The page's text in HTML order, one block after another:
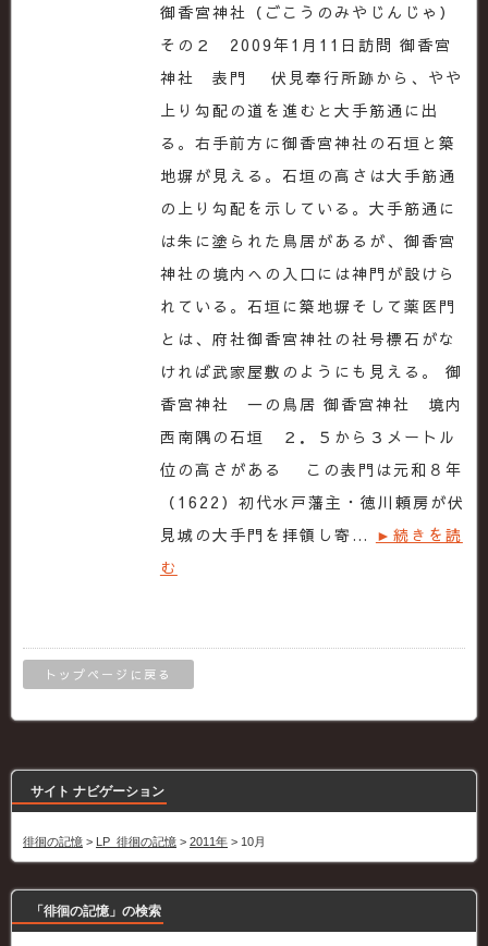
御香宮神社（ごこうのみやじんじゃ）
その２ 2009年1月11日訪問 御香宮
神社 表門 伏見奉行所跡から、やや
上り勾配の道を進むと大手筋通に出
る。右手前方に御香宮神社の石垣と築
地塀が見える。石垣の高さは大手筋通
の上り勾配を示している。大手筋通に
は朱に塗られた鳥居があるが、御香宮
神社の境内への入口には神門が設けら
れている。石垣に築地塀そして薬医門
とは、府社御香宮神社の社号標石がな
ければ武家屋敷のようにも見える。 御
香宮神社 一の鳥居 御香宮神社 境内
西南隅の石垣 ２．５から３メートル
位の高さがある この表門は元和８年
（1622）初代水戸藩主・徳川頼房が伏
見城の大手門を拝領し寄… ►続きを読
む
トップページに戻る
サイト ナビゲーション
徘徊の記憶 > LP_徘徊の記憶 > 2011年 > 10月
「徘徊の記憶」の検索